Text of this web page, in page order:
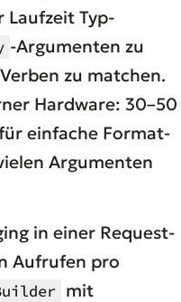
Laufzeit Typ-
-Argumenten zu
zu matchen.
Hardware: 30–50
einfache Format-
Argumenten
in einer Request-
Aufrufen pro
mit